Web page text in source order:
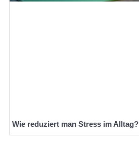
Wie reduziert man Stress im Alltag?